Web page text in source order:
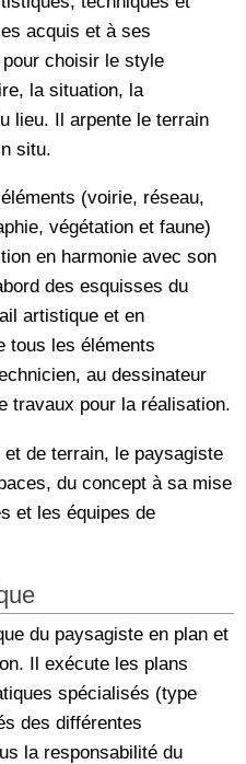
acquis et à ses
choisir le style
la situation, la
lieu. Il arpente le terrain
situ.
(voirie, réseau,
végétation et faune)
en harmonie avec son
des esquisses du
artistique et en
tous les éléments
au dessinateur
travaux pour la réalisation.
de terrain, le paysagiste
du concept à sa mise
et les équipes de
du paysagiste en plan et
Il exécute les plans
spécialisés (type
des différentes
la responsabilité du